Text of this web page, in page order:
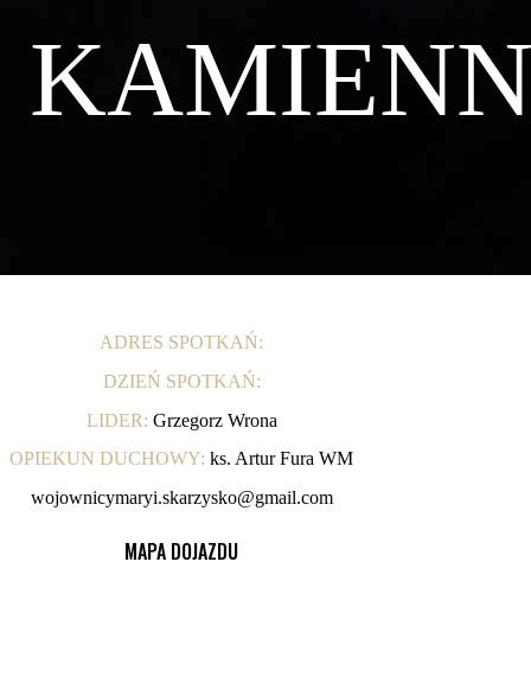
ADRES SPOTKAŃ:
DZIEŃ SPOTKAŃ:
LIDER: Grzegorz Wrona
OPIEKUN DUCHOWY: ks. Artur Fura WM
wojownicymaryi.skarzysko@gmail.com
MAPA DOJAZDU